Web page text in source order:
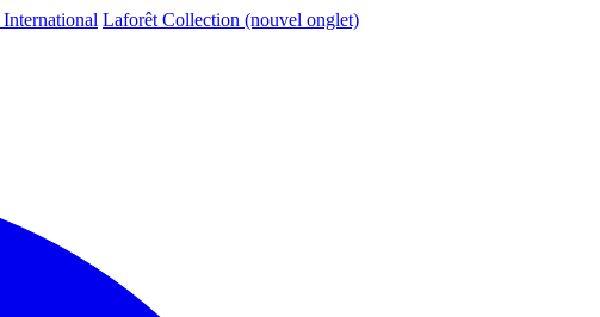
International Laforêt Collection (nouvel onglet)